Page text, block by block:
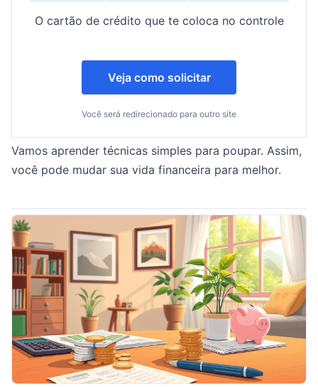
O cartão de crédito que te coloca no controle
Veja como solicitar
Você será redirecionado para outro site
Vamos aprender técnicas simples para poupar. Assim,
você pode mudar sua vida financeira para melhor.